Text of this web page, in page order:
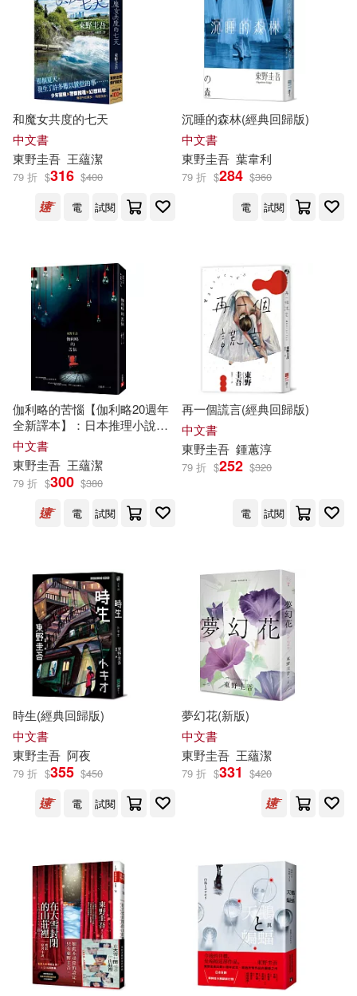
和魔女共度的七天
中文書
東野圭吾 王蘊潔
79 折 $316 $400
電
試閱
沉睡的森林(經典回歸版)
中文書
東野圭吾 葉韋利
79 折 $284 $360
電
試閱
伽利略的苦惱【伽利略20週年
全新譯本】：日本推理小說史
上的里程碑!「伽利略」系列最
讓人愛不忍釋的一集!
中文書
東野圭吾 王蘊潔
79 折 $300 $380
電
試閱
再一個謊言(經典回歸版)
中文書
東野圭吾 鍾蕙淳
79 折 $252 $320
電 試閱
時生(經典回歸版)
中文書
東野圭吾 阿夜
79 折 $355 $450
電
試閱
夢幻花(新版)
中文書
東野圭吾 王蘊潔
79 折 $331 $420